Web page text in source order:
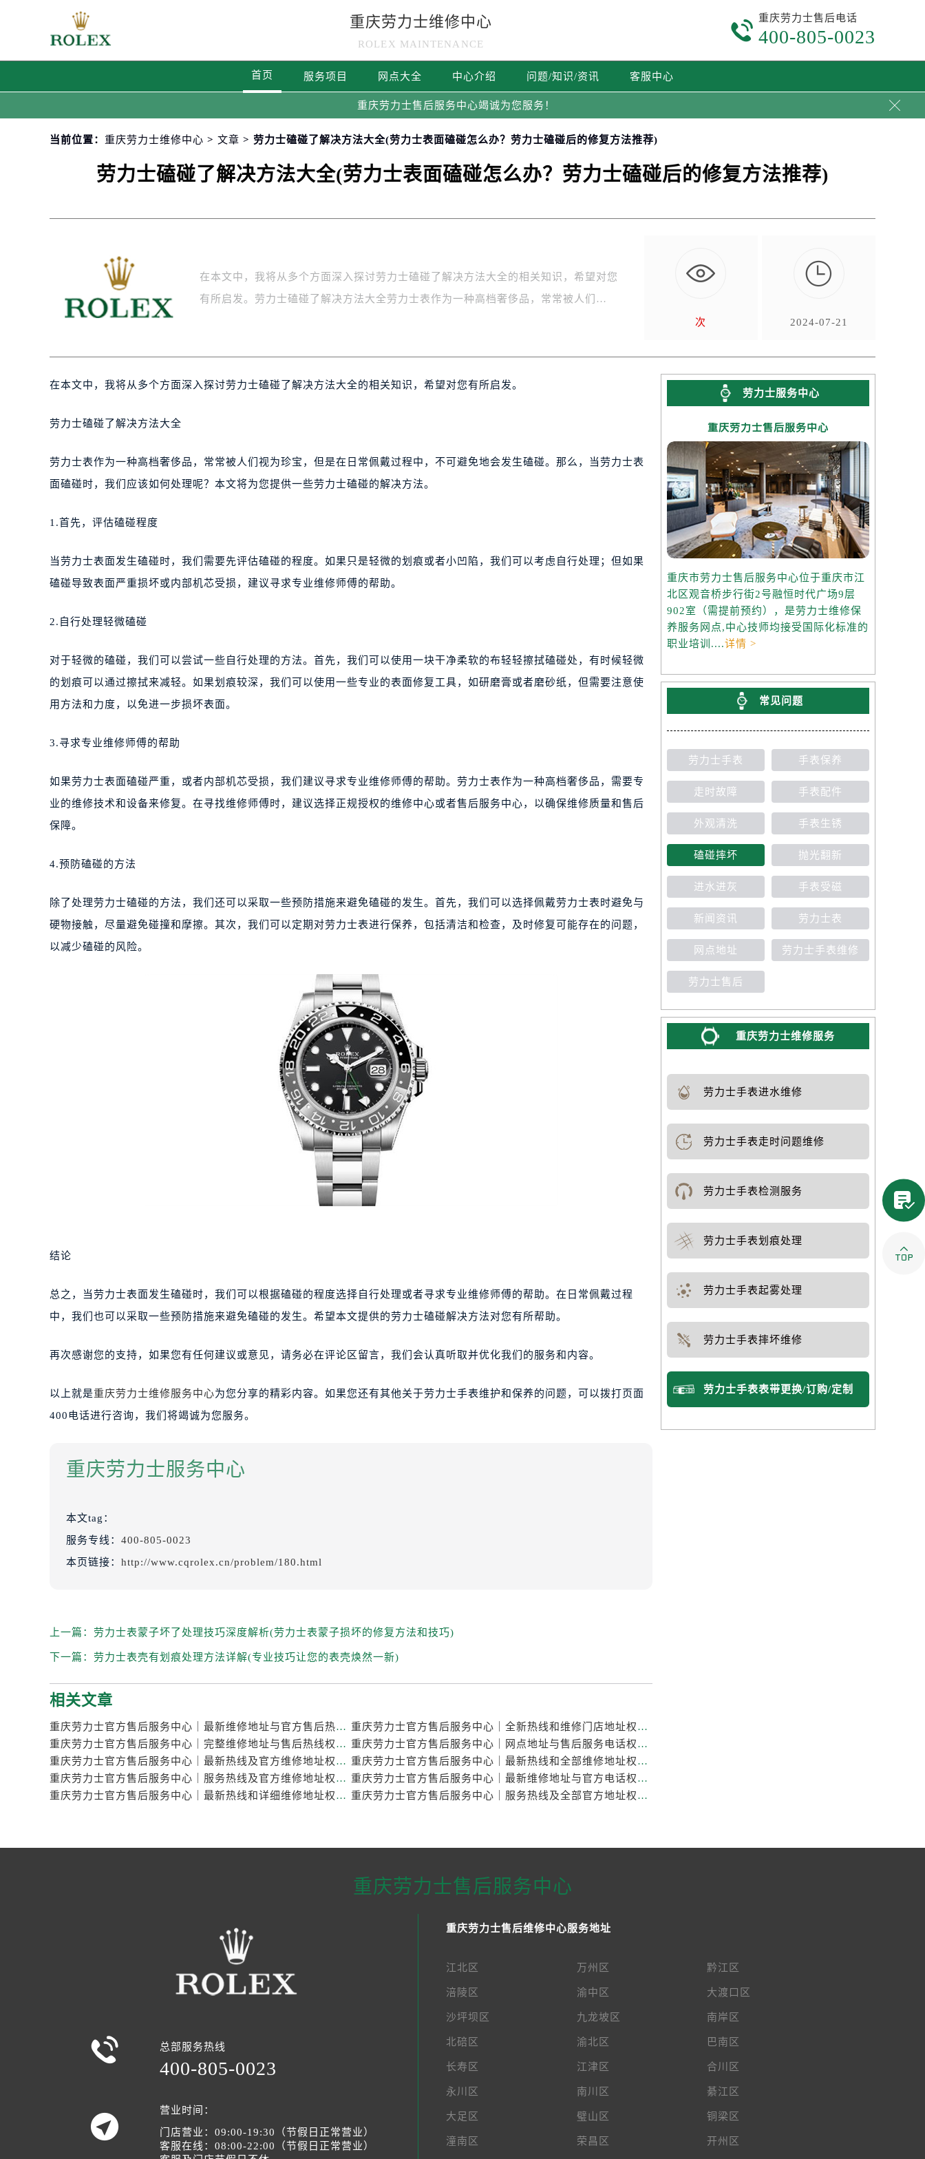
重庆劳力士维修中心
ROLEX MAINTENANCE

重庆劳力士售后电话
400-805-0023
首页 服务项目 网点大全 中心介绍 问题/知识/资讯 客服中心
重庆劳力士售后服务中心竭诚为您服务！ 
当前位置： 重庆劳力士维修中心 > 文章 > 劳力士磕碰了解决方法大全(劳力士表面磕碰怎么办？劳力士磕碰后的修复方法推荐)
劳力士磕碰了解决方法大全(劳力士表面磕碰怎么办？劳力士磕碰后的修复方法推荐)
在本文中，我将从多个方面深入探讨劳力士磕碰了解决方法大全的相关知识，希望对您
有所启发。劳力士磕碰了解决方法大全劳力士表作为一种高档奢侈品，常常被人们…
次

2024-07-21
在本文中，我将从多个方面深入探讨劳力士磕碰了解决方法大全的相关知识，希望对您有所启发。
劳力士磕碰了解决方法大全
劳力士表作为一种高档奢侈品，常常被人们视为珍宝，但是在日常佩戴过程中，不可避免地会发生磕碰。那么，当劳力士表
面磕碰时，我们应该如何处理呢？本文将为您提供一些劳力士磕碰的解决方法。
1.首先，评估磕碰程度
当劳力士表面发生磕碰时，我们需要先评估磕碰的程度。如果只是轻微的划痕或者小凹陷，我们可以考虑自行处理；但如果
磕碰导致表面严重损坏或内部机芯受损，建议寻求专业维修师傅的帮助。
2.自行处理轻微磕碰
对于轻微的磕碰，我们可以尝试一些自行处理的方法。首先，我们可以使用一块干净柔软的布轻轻擦拭磕碰处，有时候轻微
的划痕可以通过擦拭来减轻。如果划痕较深，我们可以使用一些专业的表面修复工具，如研磨膏或者磨砂纸，但需要注意使
用方法和力度，以免进一步损坏表面。
3.寻求专业维修师傅的帮助
如果劳力士表面磕碰严重，或者内部机芯受损，我们建议寻求专业维修师傅的帮助。劳力士表作为一种高档奢侈品，需要专
业的维修技术和设备来修复。在寻找维修师傅时，建议选择正规授权的维修中心或者售后服务中心，以确保维修质量和售后
保障。
4.预防磕碰的方法
除了处理劳力士磕碰的方法，我们还可以采取一些预防措施来避免磕碰的发生。首先，我们可以选择佩戴劳力士表时避免与
硬物接触，尽量避免碰撞和摩擦。其次，我们可以定期对劳力士表进行保养，包括清洁和检查，及时修复可能存在的问题，
以减少磕碰的风险。
结论
总之，当劳力士表面发生磕碰时，我们可以根据磕碰的程度选择自行处理或者寻求专业维修师傅的帮助。在日常佩戴过程
中，我们也可以采取一些预防措施来避免磕碰的发生。希望本文提供的劳力士磕碰解决方法对您有所帮助。
再次感谢您的支持，如果您有任何建议或意见，请务必在评论区留言，我们会认真听取并优化我们的服务和内容。
以上就是重庆劳力士维修服务中心为您分享的精彩内容。如果您还有其他关于劳力士手表维护和保养的问题，可以拨打页面
400电话进行咨询，我们将竭诚为您服务。
重庆劳力士服务中心
本文tag：
服务专线： 400-805-0023
本页链接： http://www.cqrolex.cn/problem/180.html
上一篇： 劳力士表蒙子坏了处理技巧深度解析(劳力士表蒙子损坏的修复方法和技巧)
下一篇： 劳力士表壳有划痕处理方法详解(专业技巧让您的表壳焕然一新)
相关文章
重庆劳力士官方售后服务中心｜最新维修地址与官方售后热线权威信息公示（2026年7月最新）
重庆劳力士官方售后服务中心｜全新热线和维修门店地址权威信息公示（2026年7月最新）
重庆劳力士官方售后服务中心｜完整维修地址与售后热线权威信息公示（2026年7月最新）
重庆劳力士官方售后服务中心｜网点地址与售后服务电话权威信息公示（2026年7月最新）
重庆劳力士官方售后服务中心｜最新热线及官方维修地址权威信息公示（2026年7月最新）
重庆劳力士官方售后服务中心｜最新热线和全部维修地址权威信息公示（2026年7月最新）
重庆劳力士官方售后服务中心｜服务热线及官方维修地址权威信息公示（2026年7月最新）
重庆劳力士官方售后服务中心｜最新维修地址与官方电话权威信息公示（2026年7月最新）
重庆劳力士官方售后服务中心｜最新热线和详细维修地址权威信息公示（2026年7月最新）
重庆劳力士官方售后服务中心｜服务热线及全部官方地址权威信息公示（2026年7月最新）
劳力士服务中心
重庆劳力士售后服务中心
重庆市劳力士售后服务中心位于重庆市江
北区观音桥步行街2号融恒时代广场9层
902室（需提前预约），是劳力士维修保
养服务网点,中心技师均接受国际化标准的
职业培训....详情 >
常见问题
劳力士手表 手表保养
走时故障 手表配件
外观清洗 手表生锈
磕碰摔坏 抛光翻新
进水进灰 手表受磁
新闻资讯 劳力士表
网点地址 劳力士手表维修
劳力士售后
重庆劳力士维修服务
劳力士手表进水维修
劳力士手表走时问题维修
劳力士手表检测服务
劳力士手表划痕处理
劳力士手表起雾处理
劳力士手表摔坏维修
劳力士手表表带更换/订购/定制
重庆劳力士售后服务中心
 总部服务热线
400-805-0023

营业时间：
门店营业：09:00-19:30（节假日正常营业）
客服在线：08:00-22:00（节假日正常营业）
重庆劳力士售后维修中心服务地址
江北区 万州区 黔江区
涪陵区 渝中区 大渡口区
沙坪坝区 九龙坡区 南岸区
北碚区 渝北区 巴南区
长寿区 江津区 合川区
永川区 南川区 綦江区
大足区 璧山区 铜梁区
潼南区 荣昌区 开州区

